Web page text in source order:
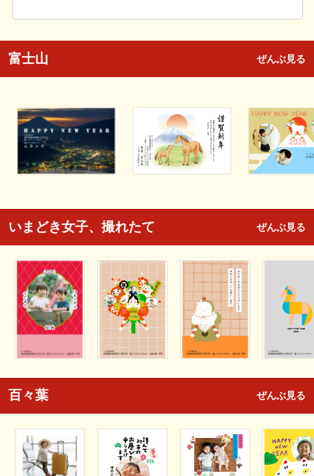
富士山 ぜんぶ見る
いまどき女子、撮れたて ぜんぶ見る
百々葉 ぜんぶ見る